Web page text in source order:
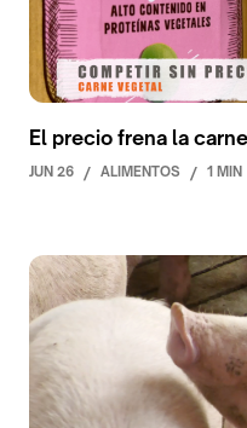
El precio frena la
JUN 26 / ALIMENTOS / 1 MIN